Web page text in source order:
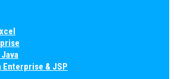
Java
Enterprise & JSP